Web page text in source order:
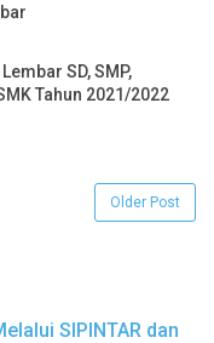
Lembar SD, SMP,
Tahun 2021/2022
Older Post
SIPINTAR dan